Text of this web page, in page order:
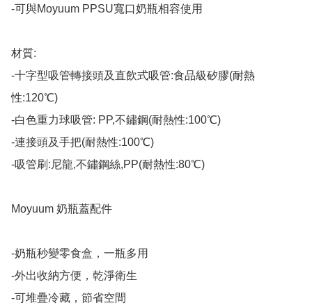
-可與Moyuum PPSU寬口奶瓶相容使用
材質:
-十字型吸管轉接頭及直飲式吸管:食品級矽膠(耐熱
性:120℃)
-白色重力球吸管: PP,不鏽鋼(耐熱性:100℃)
-連接頭及手把(耐熱性:100℃)
-吸管刷:尼龍,不鏽鋼絲,PP(耐熱性:80℃)
Moyuum 奶瓶蓋配件
-奶瓶秒變零食盒，一瓶多用
-外出收納方便，乾淨衛生
-可堆疊冷藏，節省空間